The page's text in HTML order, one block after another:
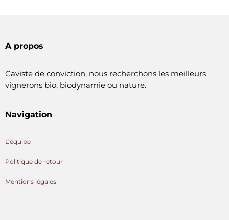
A propos
Caviste de conviction, nous recherchons les meilleurs
vignerons bio, biodynamie ou nature.
Navigation
L’équipe
Politique de retour
Mentions légales